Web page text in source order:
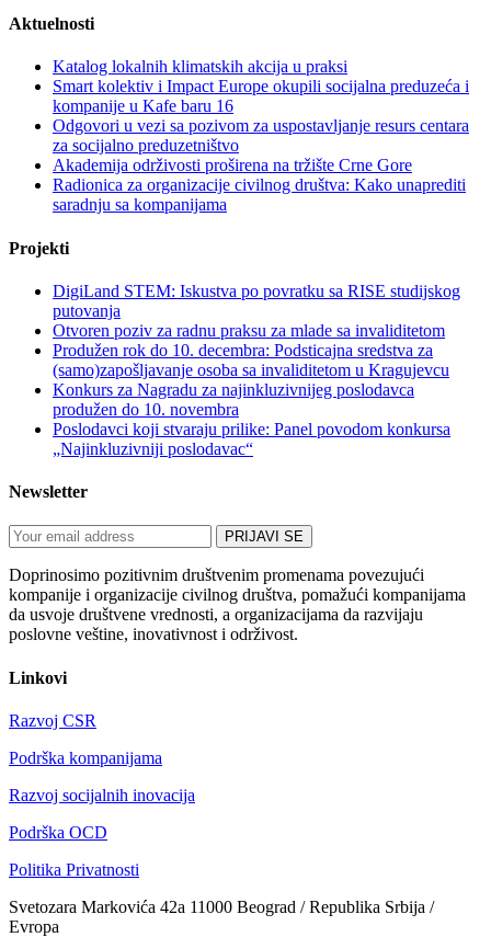
Aktuelnosti
Katalog lokalnih klimatskih akcija u praksi
Smart kolektiv i Impact Europe okupili socijalna preduzeća i
kompanije u Kafe baru 16
Odgovori u vezi sa pozivom za uspostavljanje resurs centara
za socijalno preduzetništvo
Akademija održivosti proširena na tržište Crne Gore
Radionica za organizacije civilnog društva: Kako unaprediti
saradnju sa kompanijama
Projekti
DigiLand STEM: Iskustva po povratku sa RISE studijskog
putovanja
Otvoren poziv za radnu praksu za mlade sa invaliditetom
Produžen rok do 10. decembra: Podsticajna sredstva za
(samo)zapošljavanje osoba sa invaliditetom u Kragujevcu
Konkurs za Nagradu za najinkluzivnijeg poslodavca
produžen do 10. novembra
Poslodavci koji stvaraju prilike: Panel povodom konkursa
„Najinkluzivniji poslodavac“
Newsletter
Doprinosimo pozitivnim društvenim promenama povezujući
kompanije i organizacije civilnog društva, pomažući kompanijama
da usvoje društvene vrednosti, a organizacijama da razvijaju
poslovne veštine, inovativnost i održivost.
Linkovi
Razvoj CSR
Podrška kompanijama
Razvoj socijalnih inovacija
Podrška OCD
Politika Privatnosti
Svetozara Markovića 42a 11000 Beograd / Republika Srbija /
Evropa